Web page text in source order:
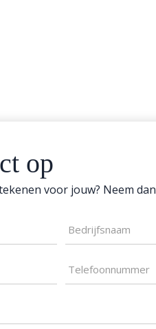
op
voor jouw? Neem
Bedrijfsnaam
Telefoonnummer
(Vereist)